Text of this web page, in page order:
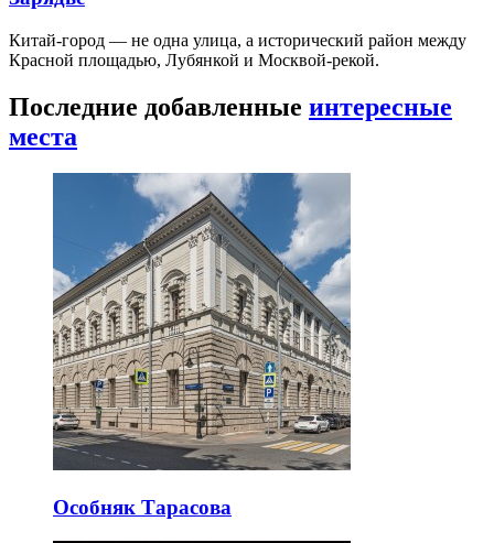
Китай-город — не одна улица, а исторический район между
Красной площадью, Лубянкой и Москвой-рекой.
Последние добавленные интересные
места
Особняк Тарасова